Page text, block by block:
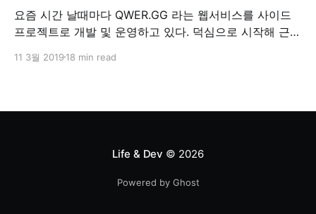
요즘 시간 날때마다 QWER.GG 라는 웹서비스를 사이드
프로젝트로 개발 및 운영하고 있다. 덕심으로 시작해 근성
전한 것 같아서 일종의 포스트모템 을 나눠보고자 한다.
QWER.GG 는 E-Sports 특히 League
11 3월 2019 18 min read
Life & Dev © 2026
Powered by Ghost